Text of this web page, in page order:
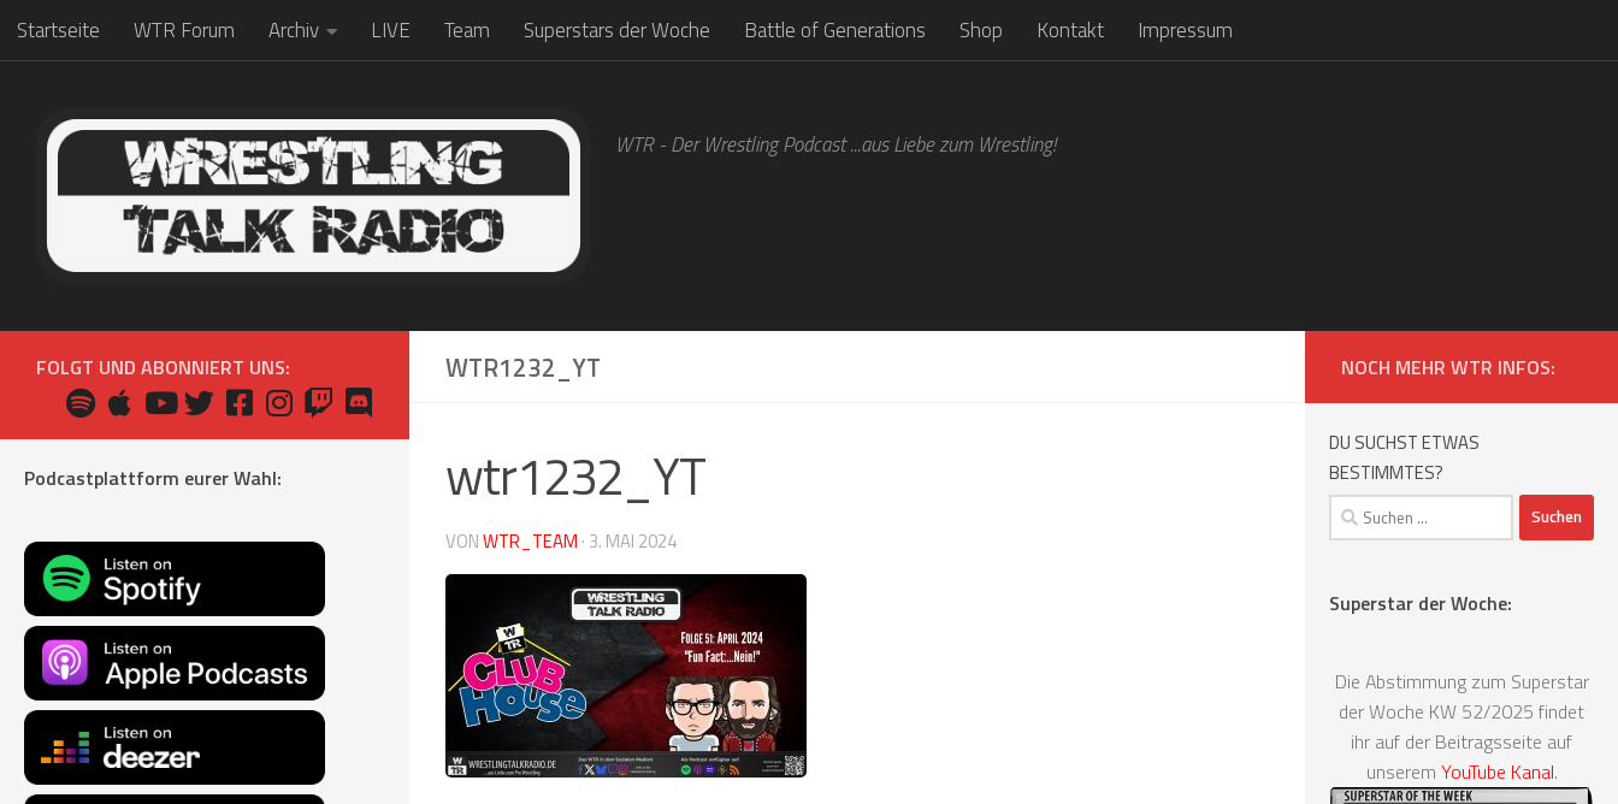
Zum Inhalt springen
Startseite WTR Forum Archiv LIVE Team Superstars der Woche Battle of Generations Shop Kontakt Impressum
WTR - Der Wrestling Podcast ...aus Liebe zum Wrestling!
WTR1232_YT
wtr1232_YT
VONWTR_TEAM · 3. MAI 2024
FOLGT UND ABONNIERT UNS:
Podcastplattform eurer Wahl:
NOCH MEHR WTR INFOS:
DU SUCHST ETWAS
BESTIMMTES?
Suchen
nach:
Superstar der Woche:
Die Abstimmung zum Superstar
der Woche KW 52/2025 findet
ihr auf der Beitragsseite auf
unserem YouTube Kanal.